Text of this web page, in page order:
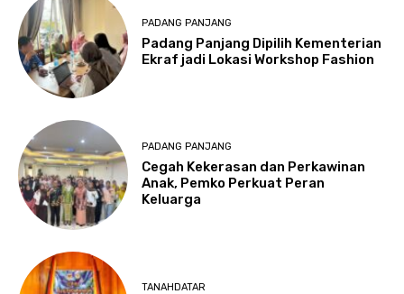
PADANG PANJANG
Padang Panjang Dipilih Kementerian
Ekraf jadi Lokasi Workshop Fashion
PADANG PANJANG
Cegah Kekerasan dan Perkawinan
Anak, Pemko Perkuat Peran
Keluarga
TANAHDATAR